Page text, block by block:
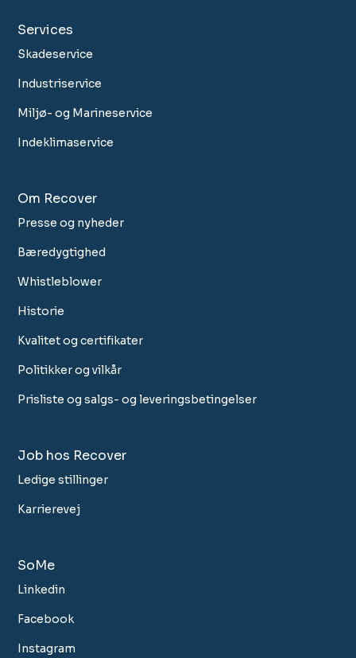
Services
Skadeservice
Industriservice
Miljø- og Marineservice
Indeklimaservice
Om Recover
Presse og nyheder
Bæredygtighed
Whistleblower
Historie
Kvalitet og certifikater
Politikker og vilkår
Prisliste og salgs- og leveringsbetingelser
Job hos Recover
Ledige stillinger
Karrierevej
SoMe
Linkedin
Facebook
Instagram